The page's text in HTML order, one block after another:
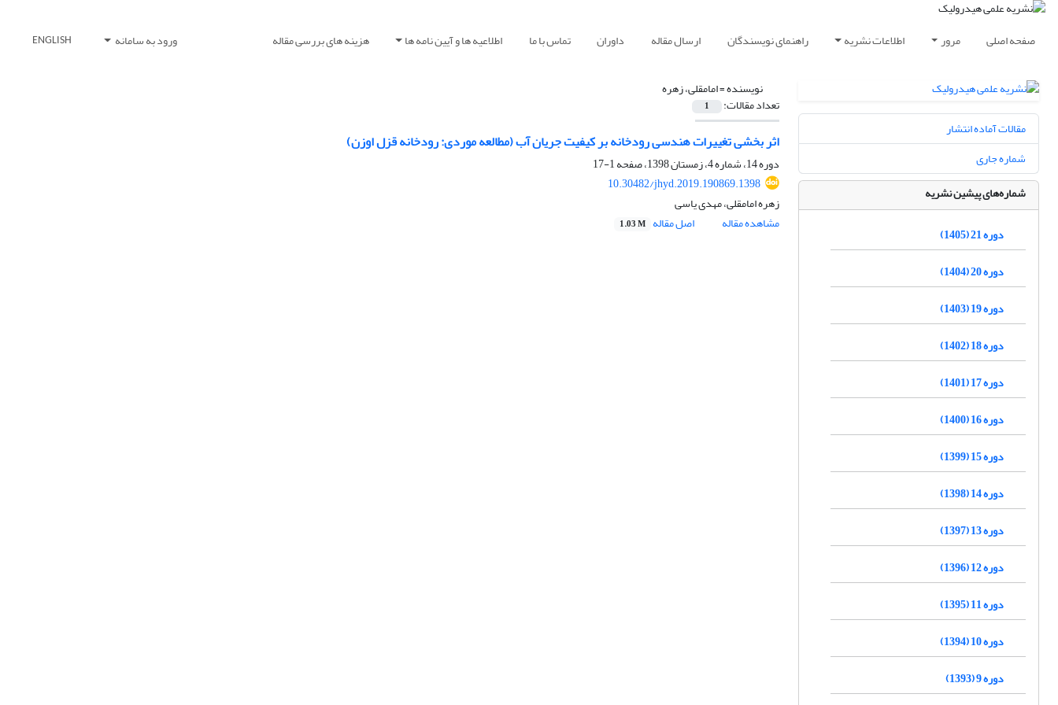
صفحه اصلی مرور اطلاعات نشریه راهنمای نویسندگان ارسال مقاله داوران تماس با ما اطلاعیه ها و آیین نامه ها هزینه های بررسی مقاله ورود به سامانه ENGLISH
نویسنده =امامقلی، زهره
تعداد مقالات: 1
اثر بخشی تغییرات هندسی رودخانه بر کیفیت جریان آب (مطالعه موردی: رودخانه قزل‏‏ اوزن)
دوره 14، شماره 4، زمستان 1398، صفحه
1-17
10.30482/jhyd.2019.190869.1398
زهره امامقلی، مهدی یاسی
مشاهده مقاله
اصل مقاله 1.03 M
مقالات آماده انتشار
شماره جاری
شماره‌های پیشین نشریه
دوره 21 (1405)
دوره 20 (1404)
دوره 19 (1403)
دوره 18 (1402)
دوره 17 (1401)
دوره 16 (1400)
دوره 15 (1399)
دوره 14 (1398)
دوره 13 (1397)
دوره 12 (1396)
دوره 11 (1395)
دوره 10 (1394)
دوره 9 (1393)